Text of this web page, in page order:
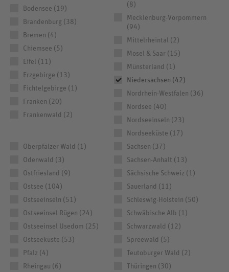
Bodensee (19)
Brandenburg (38)
Bremen (4)
Chiemsee (5)
Eifel (11)
Erzgebirge (13)
Fichtelgebirge (1)
Franken (20)
Frankenwald (2)
(8)
Mecklenburg-Vorpommern
(94)
Mittelrheintal (2)
Mosel & Saar (15)
Münsterland (1)
Niedersachsen (42)
Nordrhein-Westfalen (36)
Nordsee (40)
Nordseeinseln (23)
Nordseeküste (17)
Oberpfälzer Wald (1)
Odenwald (3)
Ostfriesland (9)
Ostsee (104)
Ostseeinseln (51)
Ostseeinsel Rügen (24)
Ostseeinsel Usedom (25)
Ostseeküste (53)
Pfalz (4)
Rheingau (6)
Sachsen (37)
Sachsen-Anhalt (13)
Sächsische Schweiz (1)
Sauerland (11)
Schleswig-Holstein (50)
Schwäbische Alb (1)
Schwarzwald (12)
Spreewald (5)
Teutoburger Wald (2)
Thüringen (30)